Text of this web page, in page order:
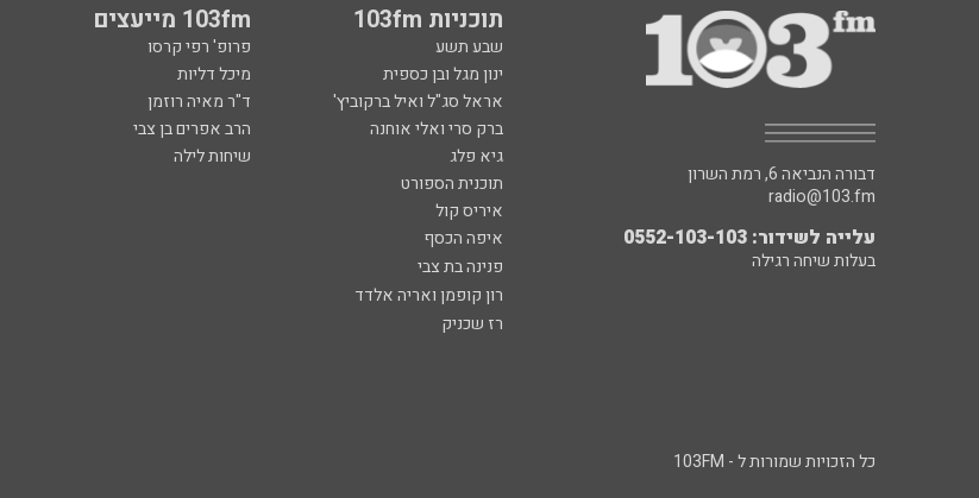
תוכניות 103fm 103fm מייעצים
שבע תשע פרופ' רפי קרסו
ינון מגל ובן כספית
מיכל דליות
אראל סג"ל ואיל ברקוביץ'
ד"ר מאיה רוזמן
ברק סרי ואלי אוחנה
הרב אפרים בן צבי
גיא פלג
שיחות לילה
תוכנית הספורט
איריס קול
איפה הכסף
פנינה בת צבי
רון קופמן ואריה אלדד
רז שכניק
דבורה הנביאה 6, רמת השרון
radio@103.fm
עלייה לשידור: 0552-103-103
בעלות שיחה רגילה
כל הזכויות שמורות ל - 103FM